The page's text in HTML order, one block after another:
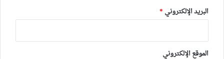
البريد الإلكتروني *
الموقع الإلكتروني